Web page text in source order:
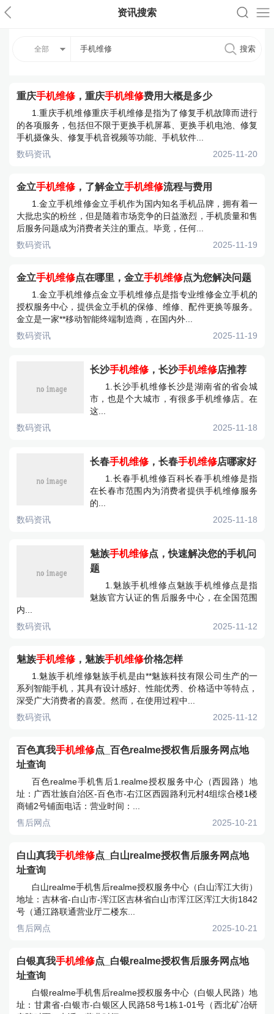
资讯搜索
全部
重庆手机维修 ，重庆手机维修费用大概是多少
1.重庆手机维修重庆手机维修是指为了修复手机故障而进行
的各项服务，包括但不限于更换手机屏幕、更换手机电池、修复
手机摄像头、修复手机音视频等功能、手机软件...
数码资讯
2025-11-20
金立手机维修 ，了解金立手机维修流程与费用
1.金立手机维修金立手机作为国内知名手机品牌，拥有着一
大批忠实的粉丝，但是随着市场竞争的日益激烈，手机质量和售
后服务问题成为消费者关注的重点。毕竟，任何...
数码资讯
2025-11-19
金立手机维修点在哪里，金立手机维修点为您解决问题
1.金立手机维修点金立手机维修点是指专业维修金立手机的
授权服务中心，提供金立手机的保修、维修、配件更换等服务。
金立是一家**移动智能终端制造商，在国内外...
数码资讯
2025-11-19
长沙手机维修 ，长沙手机维修店推荐
1.长沙手机维修长沙是湖南省的省会城
市，也是个大城市，有很多手机维修店。在
这...
数码资讯
2025-11-18
长春手机维修 ，长春手机维修店哪家好
1.长春手机维修百科长春手机维修是指
在长春市范围内为消费者提供手机维修服务
的...
数码资讯
2025-11-18
魅族手机维修点，快速解决您的手机问
题
1.魅族手机维修点魅族手机维修点是指
魅族官方认证的售后服务中心，在全国范围
内...
数码资讯
2025-11-12
魅族手机维修 ，魅族手机维修价格怎样
1.魅族手机维修魅族手机是由**魅族科技有限公司生产的一
系列智能手机，其具有设计感好、性能优秀、价格适中等特点，
深受广大消费者的喜爱。然而，在使用过程中...
数码资讯
2025-11-12
百色真我手机维修点_百色realme授权售后服务网点地
址查询
百色realme手机售后1.realme授权服务中心（西园路）地
址：广西壮族自治区-百色市-右江区西园路利元村4组综合楼1楼
商铺2号铺面电话：营业时间：...
售后网点
2025-10-21
白山真我手机维修点_白山realme授权售后服务网点地
址查询
白山realme手机售后realme授权服务中心（白山浑江大街）
地址：吉林省-白山市-浑江区吉林省白山市浑江区浑江大街1842
号（通江路联通营业厅二楼东...
售后网点
2025-10-21
白银真我手机维修点_白银realme授权售后服务网点地
址查询
白银realme手机售后realme授权服务中心（白银人民路）地
址：甘肃省-白银市-白银区人民路58号1栋1-01号（西北矿冶研